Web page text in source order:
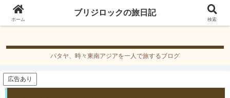
ブリジロックの旅日記
パタヤ、時々東南アジアを一人で旅するブログ
広告あり
ホーム
ブリジロックの旅日記
検索